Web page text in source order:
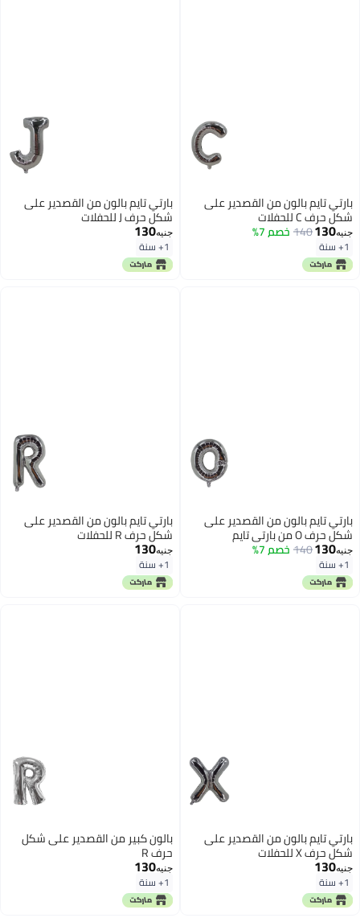
بارتي تايم بالون من القصدير على
شكل حرف C للحفلات
جنيه130
140 خصم 7%
1+ سنة
بارتي تايم بالون من القصدير على
شكل حرف J للحفلات
جنيه130
1+ سنة
بارتي تايم بالون من القصدير على
شكل حرف O من بارتي تايم
جنيه130
140 خصم 7%
1+ سنة
بارتي تايم بالون من القصدير على
شكل حرف R للحفلات
جنيه130
1+ سنة
بارتي تايم بالون من القصدير على
شكل حرف X للحفلات
جنيه130
1+ سنة
بالون كبير من القصدير على شكل
حرف R
جنيه130
1+ سنة